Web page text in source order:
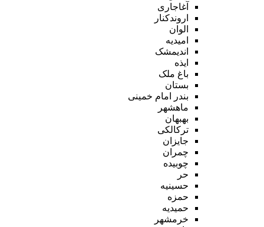
آغاجاری
اروندکنار
الوان
امیدیه
اندیمشک
ایذه
باغ ملک
بستان
بندر امام خمینی
ماهشهر
بهبهان
ترکالکی
جایزان
چمران
چوبیده
حر
حسینیه
حمزه
حمیدیه
خرمشهر